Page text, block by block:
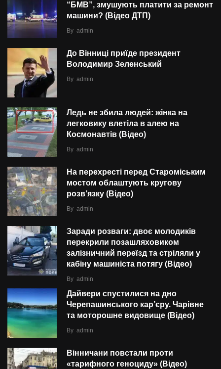
“БMВ”, змушують платити за ремонт
машини? (Відео ДТП)
By admin
До Вінниці приїде президент
Володимир Зеленський
By admin
Ледь не збила людей: жінка на
легковику влетіла в алею на
Космонавтів (Відео)
By admin
На перехресті перед Староміським
мостом облаштують кругову
розв’язку (Відео)
By admin
Заради розваги: двоє молодиків
перекрили позашляховиком
залізничний переїзд та стріляли у
кабіну машиніста потягу (Відео)
By admin
Дайвери спустилися на дно
Черепашинського кар’єру. Чарівне
та моторошне видовище (Відео)
By admin
Вінничани повстали проти
«тарифного геноциду» (Відео)